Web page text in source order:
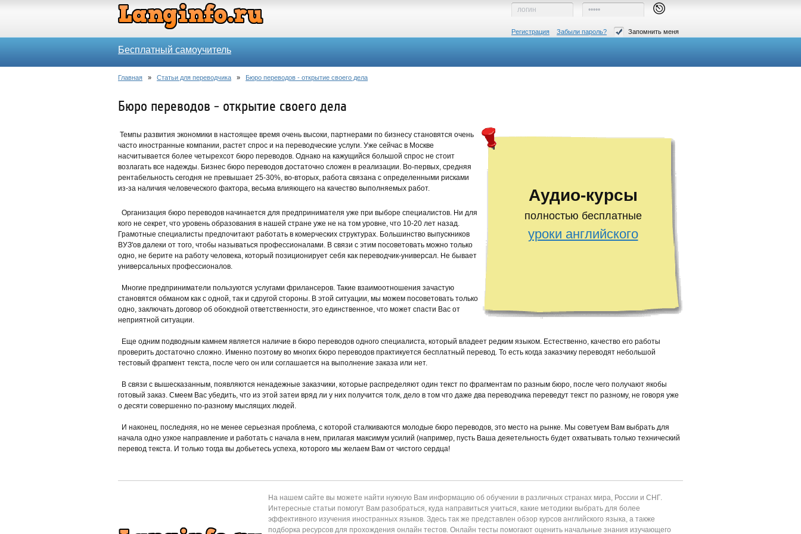
Регистрация Забыли пароль? Запомнить меня
Бесплатный самоучитель
Главная » Статьи для переводчика » Бюро переводов - открытие своего дела
Бюро переводов - открытие своего дела
Аудио-курсы
полностью бесплатные
уроки английского
Темпы развития экономики в настоящее время очень высоки, партнерами по бизнесу становятся очень
часто иностранные компании, растет спрос и на переводческие услуги. Уже сейчас в Москве
насчитывается более четырехсот бюро переводов. Однако на кажущийся большой спрос не стоит
возлагать все надежды. Бизнес бюро переводов достаточно сложен в реализации. Во-первых, средняя
рентабельность сегодня не превышает 25-30%, во-вторых, работа связана с определенными рисками
из-за наличия человеческого фактора, весьма влияющего на качество выполняемых работ.
Организация бюро переводов начинается для предпринимателя уже при выборе специалистов. Ни для
кого не секрет, что уровень образования в нашей стране уже не на том уровне, что 10-20 лет назад.
Грамотные специалисты предпочитают работать в комерческих структурах. Большинство выпускников
ВУЗ'ов далеки от того, чтобы называться профессионалами. В связи с этим посоветовать можно только
одно, не берите на работу человека, который позиционирует себя как переводчик-универсал. Не бывает
универсальных профессионалов.
Многие предприниматели пользуются услугами фрилансеров. Такие взаимоотношения зачастую
становятся обманом как с одной, так и сдругой стороны. В этой ситуации, мы можем посоветовать только
одно, заключать договор об обоюдной ответственности, это единственное, что может спасти Вас от
неприятной ситуации.
Еще одним подводным камнем является наличие в бюро переводов одного специалиста, который владеет редким языком. Естественно, качество его работы
проверить достаточно сложно. Именно поэтому во многих бюро переводов практикуется бесплатный перевод. То есть когда заказчику переводят небольшой
тестовый фрагмент текста, после чего он или соглашается на выполнение заказа или нет.
В связи с вышесказанным, появляются ненадежные заказчики, которые распределяют один текст по фрагментам по разным бюро, после чего получают якобы
готовый заказ. Смеем Вас убедить, что из этой затеи вряд ли у них получится толк, дело в том что даже два переводчика переведут текст по разному, не говоря уже
о десяти совершенно по-разному мыслящих людей.
И наконец, последняя, но не менее серьезная проблема, с которой сталкиваются молодые бюро переводов, это место на рынке. Мы советуем Вам выбрать для
начала одно узкое направление и работать с начала в нем, прилагая максимум усилий (например, пусть Ваша деяетельность будет охватывать только технический
перевод текста. И только тогда вы добьетесь успеха, которого мы желаем Вам от чистого сердца!
На нашем сайте вы можете найти нужную Вам информацию об обучении в различных странах мира, России и СНГ.
Интересные статьи помогут Вам разобраться, куда направиться учиться, какие методики выбрать для более
эффективного изучения иностранных языков. Здесь так же представлен обзор курсов английского языка, а также
подборка ресурсов для прохождения онлайн тестов. Онлайн тесты помогают оценить начальные знания изучающего